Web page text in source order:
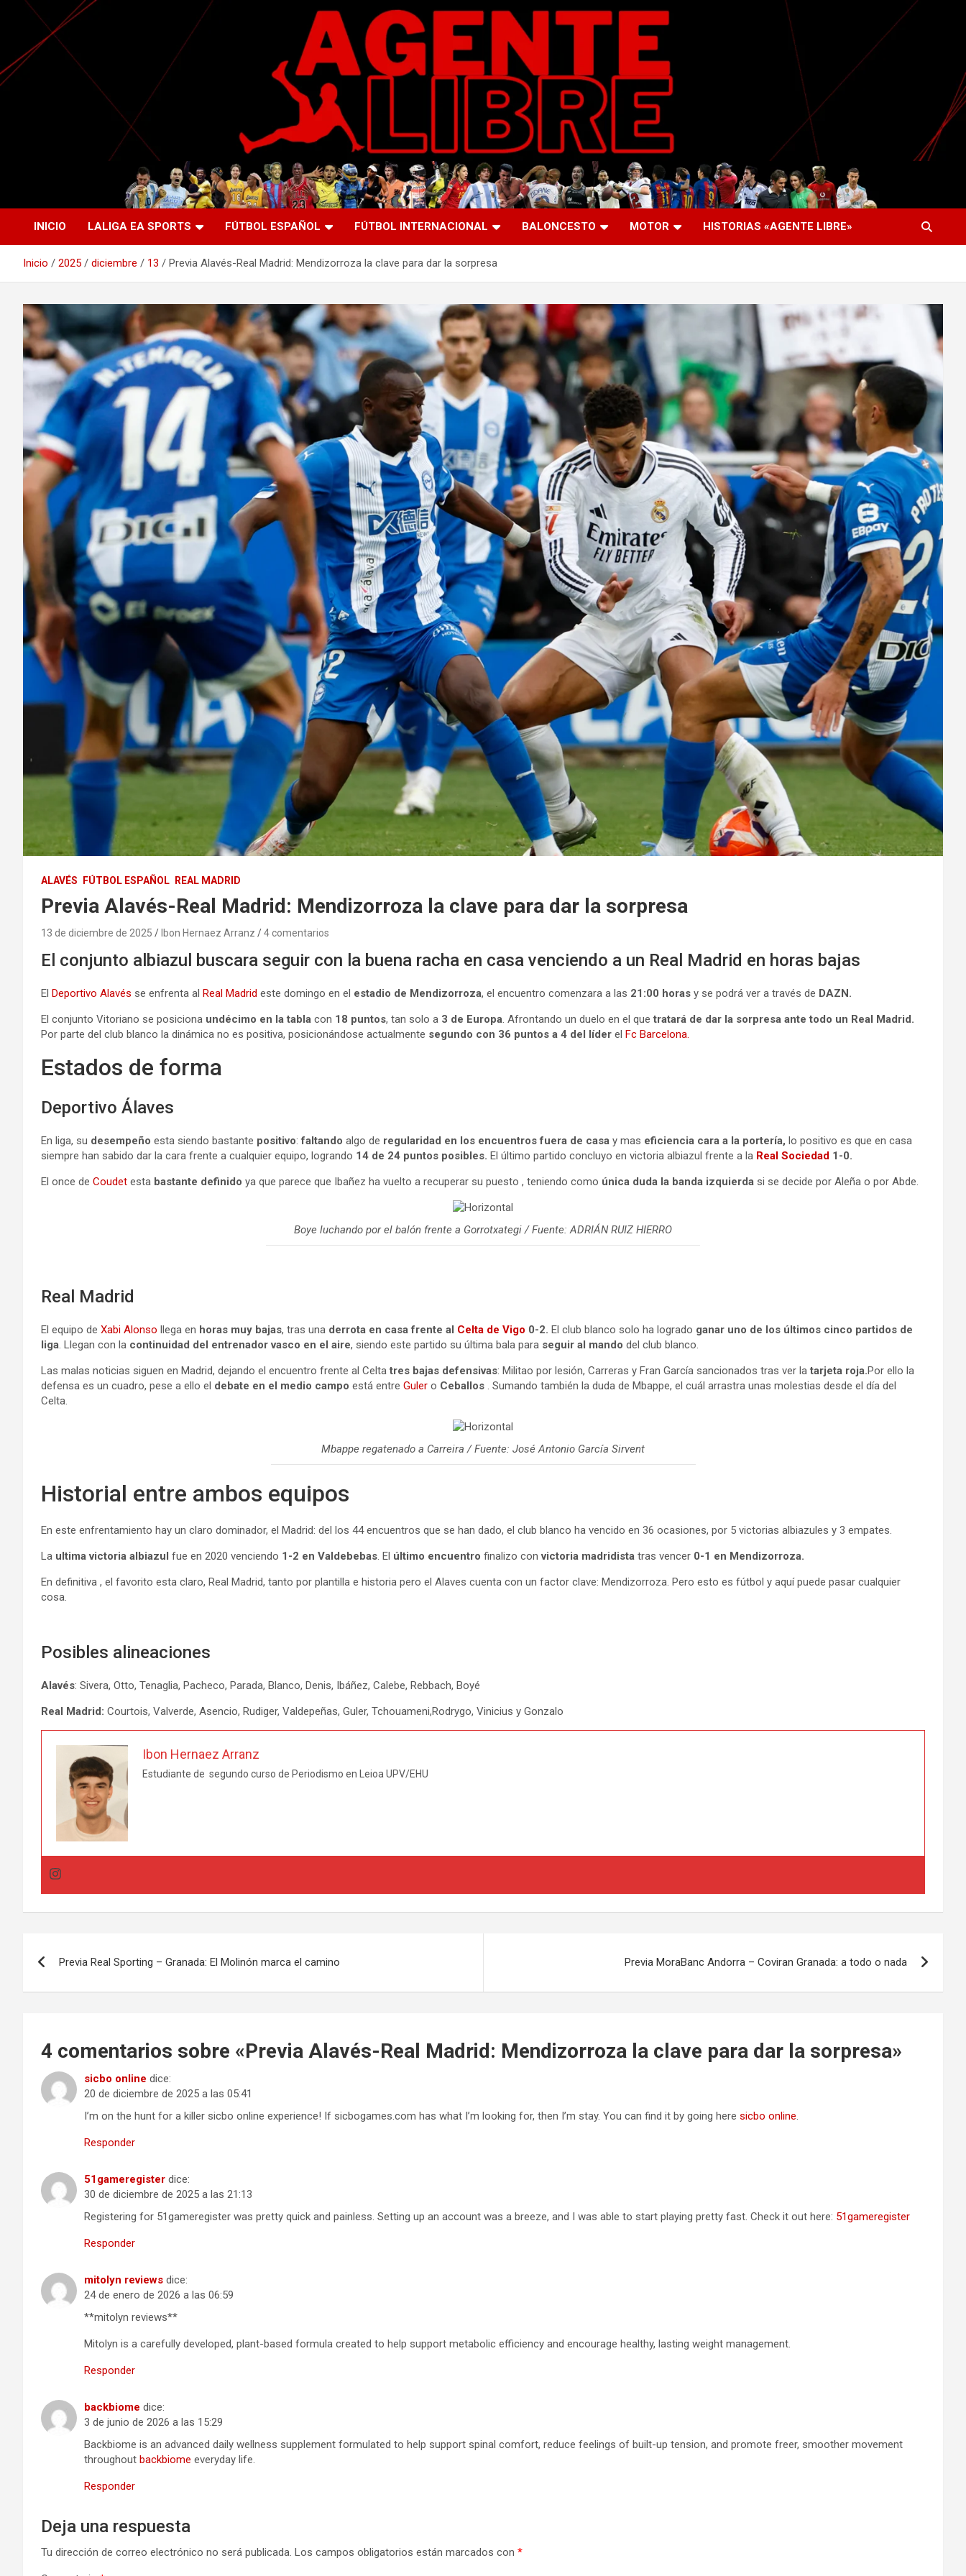
Saltar
contenido
Agente Libre Digital
La nueva generación del periodismo deportivo.
INICIO LALIGA EA SPORTS FÚTBOL ESPAÑOL FÚTBOL INTERNACIONAL BALONCESTO MOTOR HISTORIAS «AGENTE LIBRE»
Inicio 2025 diciembre 13 Previa Alavés-Real Madrid: Mendizorroza la clave para dar la sorpresa
ALAVÉS FÚTBOL ESPAÑOL REAL MADRID
Previa Alavés-Real Madrid: Mendizorroza la clave para dar la sorpresa
13 de diciembre de 2025 Ibon Hernaez Arranz 4 comentarios
El conjunto albiazul buscara seguir con la buena racha en casa venciendo a un Real Madrid en horas bajas
El Deportivo Alavés se enfrenta al Real Madrid este domingo en el estadio de Mendizorroza, el encuentro comenzara a las 21:00 horas y se podrá ver a través de DAZN.
El conjunto Vitoriano se posiciona undécimo en la tabla con 18 puntos, tan solo a 3 de Europa. Afrontando un duelo en el quetratará de dar la sorpresa ante todo un Real Madrid.
Por parte del club blanco la dinámica no es positiva, posicionándose actualmente segundo con 36 puntos a 4 del líder el Fc Barcelona.
Estados de forma
Deportivo Álaves
En liga, su desempeño esta siendo bastante positivo:faltando algo de regularidad en los encuentros fuera de casa y mas eficiencia cara a la portería, lo positivo es que en casa
siempre han sabido dar la cara frente a cualquier equipo, logrando 14 de 24 puntos posibles. El último partido concluyo en victoria albiazul frente a la Real Sociedad 1-0.
El once de Coudet esta bastante definido ya que parece que Ibañez ha vuelto a recuperar su puesto , teniendo como única duda la banda izquierda si se decide por Aleña o por Abde.
Boye luchando por el balón frente a Gorrotxategi / Fuente: ADRIÁN RUIZ HIERRO
Real Madrid
El equipo de Xabi Alonso llega en horas muy bajas, tras una derrota en casa frente al Celta de Vigo 0-2. El club blanco solo ha logrado ganar uno de los últimos cinco partidos de
liga. Llegan con la continuidad del entrenador vasco en el aire, siendo este partido su última bala para seguir al mando del club blanco.
Las malas noticias siguen en Madrid, dejando el encuentro frente al Celtatres bajas defensivas: Militao por lesión, Carreras y Fran García sancionados tras ver latarjeta roja.Por ello la
defensa es un cuadro, pese a ello el debate en el medio campo está entre Guler o Ceballos . Sumando también la duda de Mbappe, el cuál arrastra unas molestias desde el día del
Celta.
Mbappe regatenado a Carreira / Fuente: José Antonio García Sirvent
Historial entre ambos equipos
En este enfrentamiento hay un claro dominador, el Madrid: del los 44 encuentros que se han dado, el club blanco ha vencido en 36 ocasiones, por 5 victorias albiazules y 3 empates.
La ultima victoria albiazul fue en 2020 venciendo 1-2 en Valdebebas. El último encuentro finalizo convictoria madridista tras vencer 0-1 en Mendizorroza.
En definitiva , el favorito esta claro, Real Madrid, tanto por plantilla e historia pero el Alaves cuenta con un factor clave: Mendizorroza. Pero esto es fútbol y aquí puede pasar cualquier
cosa.
Posibles alineaciones
Alavés: Sivera, Otto, Tenaglia, Pacheco, Parada, Blanco, Denis, Ibáñez, Calebe, Rebbach, Boyé
Real Madrid: Courtois, Valverde, Asencio, Rudiger, Valdepeñas, Guler, Tchouameni,Rodrygo, Vinicius y Gonzalo
Ibon Hernaez Arranz
Estudiante de segundo curso de Periodismo en Leioa UPV/EHU
Previa Real Sporting – Granada: El Molinón marca el camino Previa MoraBanc Andorra – Coviran Granada: a todo o nada
4 comentarios sobre «Previa Alavés-Real Madrid: Mendizorroza la clave para dar la sorpresa»
sicbo online dice:
20 de diciembre de 2025 a las 05:41
I’m on the hunt for a killer sicbo online experience! If sicbogames.com has what I’m looking for, then I’m stay. You can find it by going here sicbo online.
Responder
51gameregister dice:
30 de diciembre de 2025 a las 21:13
Registering for 51gameregister was pretty quick and painless. Setting up an account was a breeze, and I was able to start playing pretty fast. Check it out here: 51gameregister
Responder
mitolyn reviews dice:
24 de enero de 2026 a las 06:59
**mitolyn reviews**
Mitolyn is a carefully developed, plant-based formula created to help support metabolic efficiency and encourage healthy, lasting weight management.
Responder
backbiome dice:
3 de junio de 2026 a las 15:29
Backbiome is an advanced daily wellness supplement formulated to help support spinal comfort, reduce feelings of built-up tension, and promote freer, smoother movement
throughout backbiome everyday life.
Responder
Deja una respuesta
Tu dirección de correo electrónico no será publicada. Los campos obligatorios están marcados con *